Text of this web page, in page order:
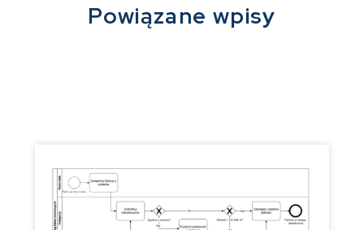
Powiązane wpisy